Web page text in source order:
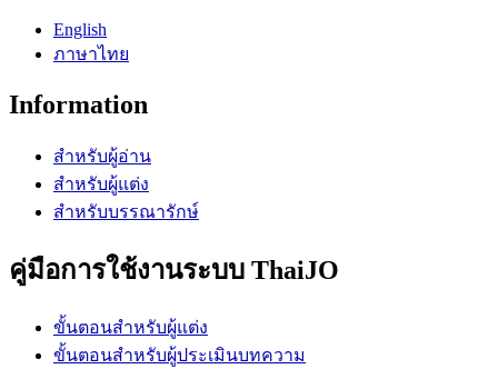
English
ภาษาไทย
Information
สำหรับผู้อ่าน
สำหรับผู้แต่ง
สำหรับบรรณารักษ์
คู่มือการใช้งานระบบ ThaiJO
ขั้นตอนสำหรับผู้แต่ง
ขั้นตอนสำหรับผู้ประเมินบทความ